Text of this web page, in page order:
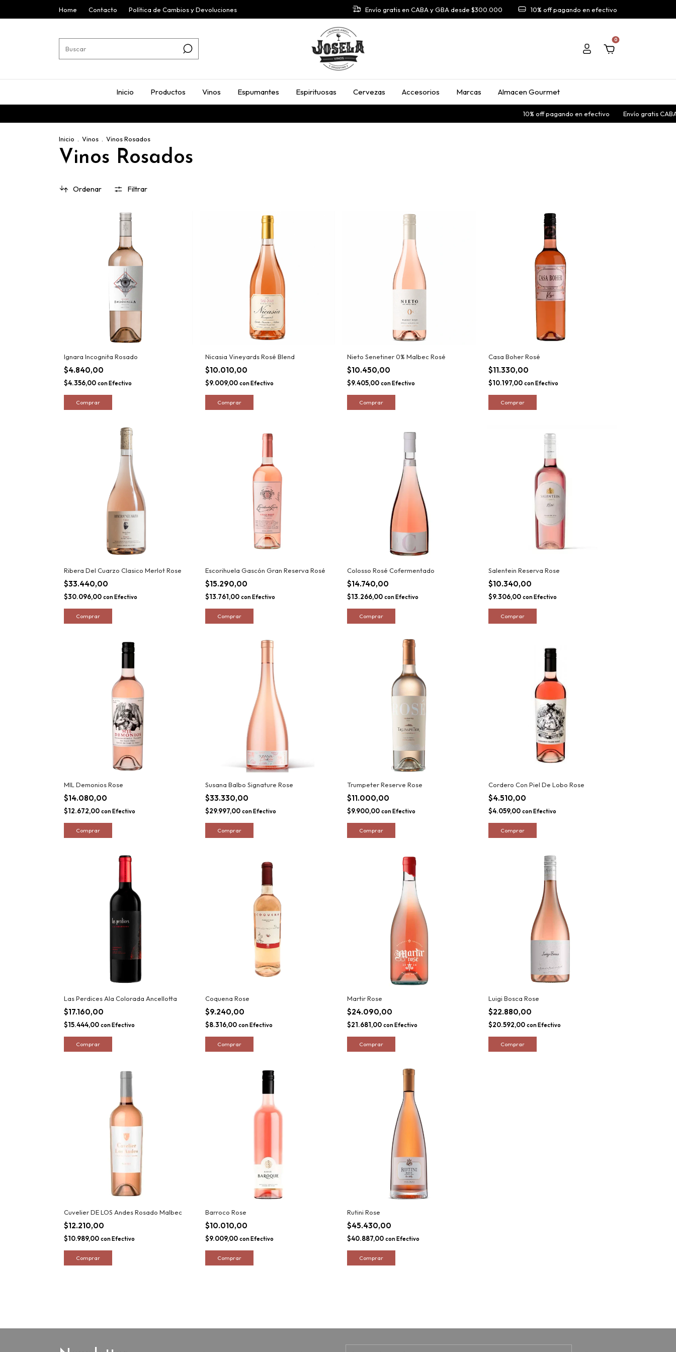
Home Contacto Política de Cambios y Devoluciones Envío gratis en CABA y GBA desde $300.000 10% off pagando en efectivo
0
Inicio Productos Vinos Espumantes Espirituosas Cervezas Accesorios Marcas Almacen Gourmet
10% off pagando en efectivo Envío gratis CABA y
Inicio Vinos Vinos Rosados
Vinos Rosados
Ordenar Filtrar
Ignara Incognita Rosado
$4.840,00
$4.356,00 con Efectivo
Nicasia Vineyards Rosé Blend
$10.010,00
$9.009,00con Efectivo
Nieto Senetiner 0% Malbec Rosé
$10.450,00
$9.405,00 con Efectivo
Casa Boher Rosé
$11.330,00
$10.197,00 con Efectivo
Ribera Del Cuarzo Clasico Merlot Rose
$33.440,00
$30.096,00 con Efectivo
Escorihuela Gascón Gran Reserva Rosé
$15.290,00
$13.761,00con Efectivo
Colosso Rosé Cofermentado
$14.740,00
$13.266,00 con Efectivo
Salentein Reserva Rose
$10.340,00
$9.306,00 con Efectivo
MIL Demonios Rose
$14.080,00
$12.672,00 conEfectivo
Susana Balbo Signature Rose
$33.330,00
$29.997,00conEfectivo
Trumpeter Reserve Rose
$11.000,00
$9.900,00 conEfectivo
Cordero Con Piel De Lobo Rose
$4.510,00
$4.059,00 conEfectivo
Las Perdices Ala Colorada Ancellotta
$17.160,00
$15.444,00 con Efectivo
Coquena Rose
$9.240,00
$8.316,00con Efectivo
Martir Rose
$24.090,00
$21.681,00 con Efectivo
Luigi Bosca Rose
$22.880,00
$20.592,00 con Efectivo
Cuvelier DE LOS Andes Rosado Malbec
$12.210,00
$10.989,00 con Efectivo
Barroco Rose
$10.010,00
$9.009,00con Efectivo
Rutini Rose
$45.430,00
$40.887,00 con Efectivo